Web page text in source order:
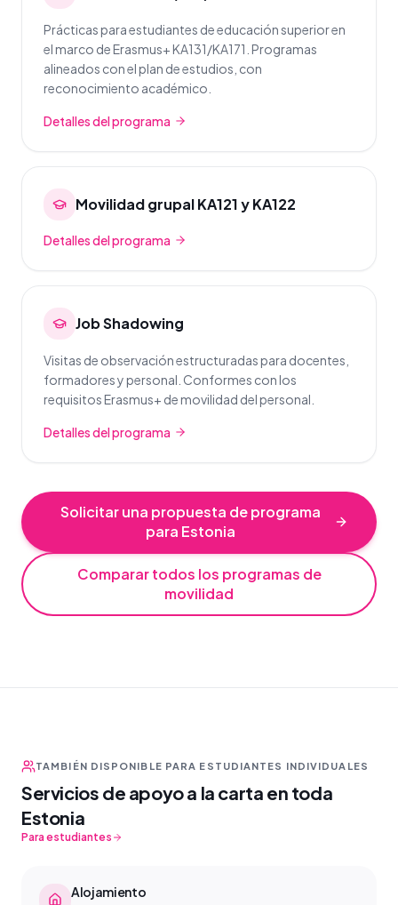
Prácticas para estudiantes de educación superior en
el marco de Erasmus+ KA131/KA171. Programas
alineados con el plan de estudios, con
reconocimiento académico.
Detalles del programa
Movilidad grupal KA121 y KA122
Detalles del programa
Job Shadowing
Visitas de observación estructuradas para docentes,
formadores y personal. Conformes con los
requisitos Erasmus+ de movilidad del personal.
Detalles del programa
Solicitar una propuesta de programa
para Estonia
Comparar todos los programas de
movilidad
TAMBIÉN DISPONIBLE PARA ESTUDIANTES INDIVIDUALES
Servicios de apoyo a la carta en toda
Estonia
Para estudiantes
Alojamiento